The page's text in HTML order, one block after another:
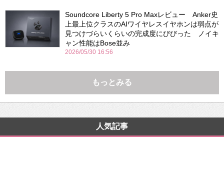
Soundcore Liberty 5 Pro Maxレビュー Anker史
上最上位クラスのAIワイヤレスイヤホンは弱点が
見つけづらいくらいの完成度にびびった ノイキ
ャン性能はBose並み
2026/05/30 16:56
もっとみる
人気記事